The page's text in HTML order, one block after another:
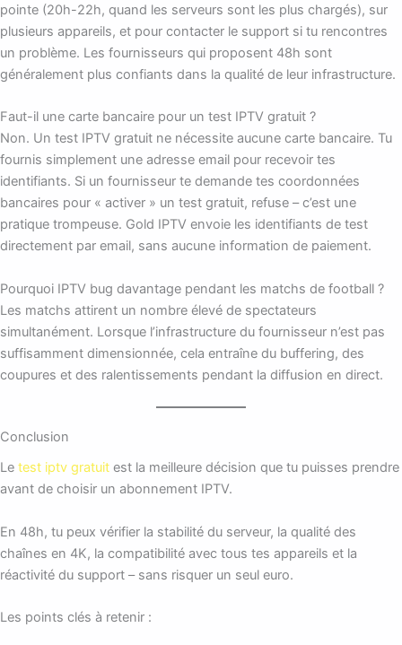
pointe (20h-22h, quand les serveurs sont les plus chargés), sur
plusieurs appareils, et pour contacter le support si tu rencontres
un problème. Les fournisseurs qui proposent 48h sont
généralement plus confiants dans la qualité de leur infrastructure.
Faut-il une carte bancaire pour un test IPTV gratuit ?
Non. Un test IPTV gratuit ne nécessite aucune carte bancaire. Tu
fournis simplement une adresse email pour recevoir tes
identifiants. Si un fournisseur te demande tes coordonnées
bancaires pour « activer » un test gratuit, refuse – c’est une
pratique trompeuse. Gold IPTV envoie les identifiants de test
directement par email, sans aucune information de paiement.
Pourquoi IPTV bug davantage pendant les matchs de football ?
Les matchs attirent un nombre élevé de spectateurs
simultanément. Lorsque l’infrastructure du fournisseur n’est pas
suffisamment dimensionnée, cela entraîne du buffering, des
coupures et des ralentissements pendant la diffusion en direct.
Conclusion
Le test iptv gratuit est la meilleure décision que tu puisses prendre
avant de choisir un abonnement IPTV.
En 48h, tu peux vérifier la stabilité du serveur, la qualité des
chaînes en 4K, la compatibilité avec tous tes appareils et la
réactivité du support – sans risquer un seul euro.
Les points clés à retenir :